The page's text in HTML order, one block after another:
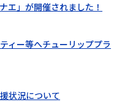
エ」が開催されました！
ィー等へチューリッププラ
状況について